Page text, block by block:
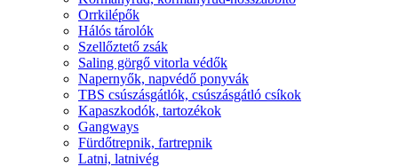
Orrkilépők
Hálós tárolók
Szellőztető zsák
Saling görgő vitorla védők
Napernyők, napvédő ponyvák
TBS csúszásgátlók, csúszásgátló csíkok
Kapaszkodók, tartozékok
Gangways
Fürdőtrepnik, fartrepnik
Latni, latnivég